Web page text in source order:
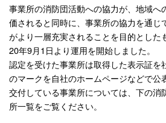
事業所の消防団活動への協力が、地域へ
価されると同時に、事業所の協力を通じ
がより一層充実されることを目的とした
20年9月1日より運用を開始しました。
認定を受けた事業所は取得した表示証を
のマークを自社のホームページなどで公
交付している事業所については、下の消
所一覧をご覧ください。